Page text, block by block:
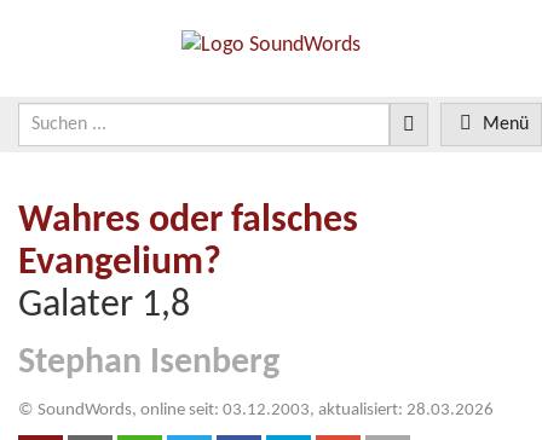
Menü
Wahres oder falsches
Evangelium?
Galater 1,8
Stephan Isenberg
© SoundWords, online seit: 03.12.2003, aktualisiert: 28.03.2026